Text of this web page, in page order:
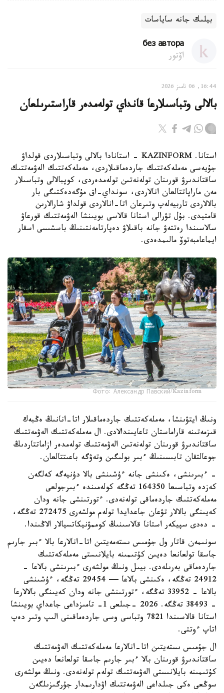
بيلىك جانە ساياسات
без автора
اۆتور
16:44, 06 تامىز 2026
بالالى وتباسىلارعا قانداي تولەمدەر قاراستىرىلعان
استانا. KAZINFORM - استانادا بالالى وتباسىلاردى قولداۋ
جۇيەسى مەملەكەتتىك جاردەماقىلاردى، مەملەكەتتىك الەۋمەتتىك
ساقتاندىرۋ قورىنان تولەنەتىن تولەمدەردى، كوپبالالى وتباسىلار
مەن ماراپاتتالعان انالاردى، سونداي-اق مۇگەدەكتىگى بار
بالالاردى تاربيەلەپ وتىرعان اتا-انالاردى قولداۋ شارالارىن
قامتيدى. بۇل تۋرالى استانا قالاسى بويىنشا الەۋمەتتىك قورعاۋ
سالاسىندا رەتتەۋ جانە باقىلاۋ دەپارتامەنتىنىڭ باسشىسى اسقار
ايماعامبەتوۆ مالىمدەدى.
Фото: Александр Павский/Kazinform
ونىڭ ايتۋىنشا، مەملەكەتتىك جاردەماقىلار اتا-انانىڭ ەڭبەك
قىزمەتىنە قاراماستان تاعايىندالادى. ال مەملەكەتتىك الەۋمەتتىك
ساقتاندىرۋ قورىنان تولەنەتىن الەۋمەتتىك تولەمدەر ازاماتتاردىڭ
جوعالتقان تابىسىنىڭ ءبىر بولىگىن وتەۋگە باعىتتالعان.
- ءبىرىنشى، ەكىنشى جانە ءۇشىنشى بالا دۇنيەگە كەلگەن
كەزدە وتباسىعا 164350 تەڭگە كولەمىندە ءبىرجولعى
مەملەكەتتىك جاردەماقى تولەنەدى. ءتورتىنشى جانە ودان
كەيىنگى بالالار تۋعان جاعدايدا تولەم مولشەرى 272475 تەڭگە،
- دەدى سپيكەر استانا قالاسىنىڭ كوممۋنيكاتسيالار الاڭىندا.
سونىمەن قاتار ول جۇمىس ىستەمەيتىن اتا-انالارعا بالا ءبىر جارىم
جاسقا تولعانعا دەيىن كۇتىمىنە بايلانىستى مەملەكەتتىك
جاردەماقى بەرىلەدى. بيىل ونىڭ مولشەرى ءبىرىنشى بالاعا -
24912 تەڭگە، ەكىنشى بالاعا — 29454 تەڭگە، ءۇشىنشى
بالاعا - 33952 تەڭگە، ءتورتىنشى جانە ودان كەيىنگى بالالارعا
- 38493 تەڭگە. 2026 -جىلعى 1- تامىزداعى جاعداي بويىنشا
استانا قالاسىندا 7821 وتباسى وسى جاردەماقىنى الىپ وتىر دەپ
اتاپ ءوتتى.
ال جۇمىس ىستەيتىن اتا-انالارعا مەملەكەتتىك الەۋمەتتىك
ساقتاندىرۋ قورىنان بالا ءبىر جارىم جاسقا تولعانعا دەيىن
كۇتىمىنە بايلانىستى الەۋمەتتىك تولەم تولەنەدى. ونىڭ مولشەرى
سوڭعى ەكى جىلداعى الەۋمەتتىك اۋدارىمدار جۇرگىزىلگەن